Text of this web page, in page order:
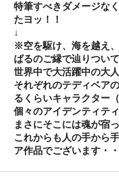
特筆すべきダメージな
たヨッ！！
↓
※空を駆け、海を越え
ばるのご縁で辿りつい
世界中で大活躍中の大
それぞれのテディベア
るくらいキャラクター
個々のアイデンティテ
まさにそこには魂が宿
これからも人の手から
ア作品でございます・